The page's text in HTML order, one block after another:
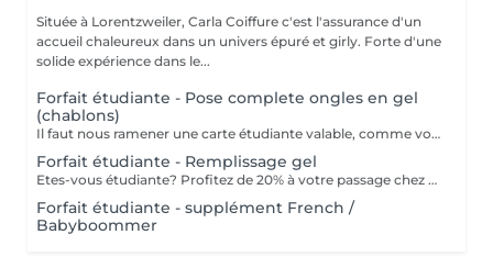
Située à Lorentzweiler, Carla Coiffure c'est l'assurance d'un
accueil chaleureux dans un univers épuré et girly. Forte d'une
solide expérience dans le...
Forfait étudiante - Pose complete ongles en gel
(chablons)
Il faut nous ramener une carte étudiante valable, comme vous êtes étudiante.
Forfait étudiante - Remplissage gel
Etes-vous étudiante? Profitez de 20% à votre passage chez nous pour votre remplissage. ATTENTION: il nous faut une carte étudiante valable que vous etes bien étudiante.
Forfait étudiante - supplément French /
Babyboommer